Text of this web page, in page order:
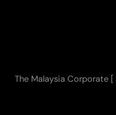
The Malaysia Corporate [